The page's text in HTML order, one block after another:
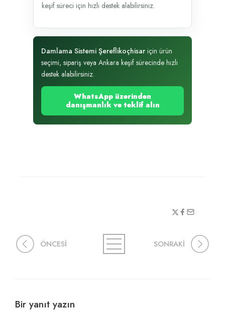
keşif süreci için hızlı destek alabilirsiniz.
Damlama Sistemi Şereflikoçhisar için ürün
seçimi, sipariş veya Ankara keşif sürecinde hızlı
destek alabilirsiniz.
WhatsApp üzerinden
danışmanlık ve teklif alın
ÖNCESİ SONRAKİ
Bir yanıt yazın